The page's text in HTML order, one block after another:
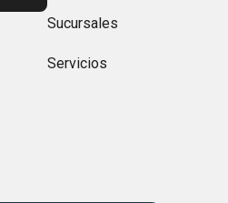
Sucursales
Servicios